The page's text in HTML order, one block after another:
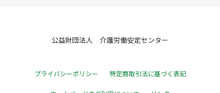
公益財団法人 介護労働安定センター
プライバシーポリシー 特定商取引法に基づく表記